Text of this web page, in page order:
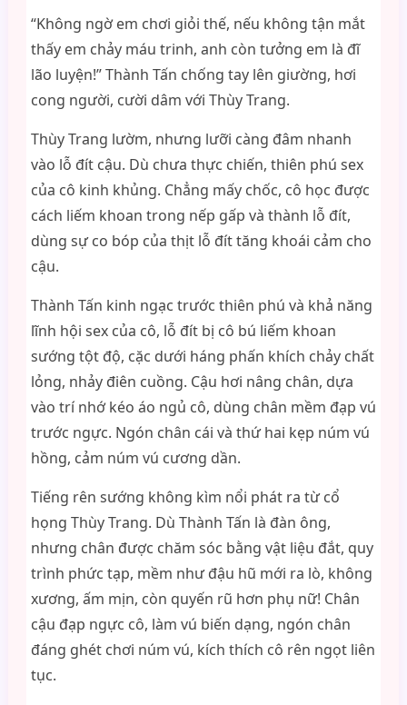
“Không ngờ em chơi giỏi thế, nếu không tận mắt
thấy em chảy máu trinh, anh còn tưởng em là đĩ
lão luyện!” Thành Tấn chống tay lên giường, hơi
cong người, cười dâm với Thùy Trang.
Thùy Trang lườm, nhưng lưỡi càng đâm nhanh
vào lỗ đít cậu. Dù chưa thực chiến, thiên phú sex
của cô kinh khủng. Chẳng mấy chốc, cô học được
cách liếm khoan trong nếp gấp và thành lỗ đít,
dùng sự co bóp của thịt lỗ đít tăng khoái cảm cho
cậu.
Thành Tấn kinh ngạc trước thiên phú và khả năng
lĩnh hội sex của cô, lỗ đít bị cô bú liếm khoan
sướng tột độ, cặc dưới háng phấn khích chảy chất
lỏng, nhảy điên cuồng. Cậu hơi nâng chân, dựa
vào trí nhớ kéo áo ngủ cô, dùng chân mềm đạp vú
trước ngực. Ngón chân cái và thứ hai kẹp núm vú
hồng, cảm núm vú cương dần.
Tiếng rên sướng không kìm nổi phát ra từ cổ
họng Thùy Trang. Dù Thành Tấn là đàn ông,
nhưng chân được chăm sóc bằng vật liệu đắt, quy
trình phức tạp, mềm như đậu hũ mới ra lò, không
xương, ấm mịn, còn quyến rũ hơn phụ nữ! Chân
cậu đạp ngực cô, làm vú biến dạng, ngón chân
đáng ghét chơi núm vú, kích thích cô rên ngọt liên
tục.